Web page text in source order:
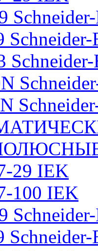
29 IEK
100 IEK